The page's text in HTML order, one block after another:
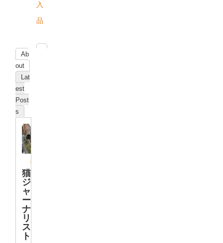
入
品
Ab
out
Lat
est
Post
s
猫
ジ
ャ
ー
ナ
リ
ス
ト